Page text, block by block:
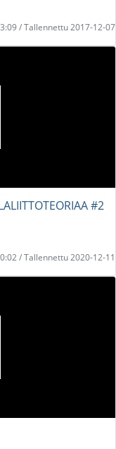
/ Tallennettu 2017-12-07
#2
/ Tallennettu 2020-12-11